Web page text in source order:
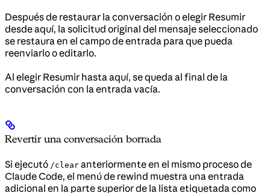
Después de restaurar la conversación o elegir Resumir
desde aquí, la solicitud original del mensaje seleccionado
se restaura en el campo de entrada para que pueda
reenviarlo o editarlo.
Al elegir Resumir hasta aquí, se queda al final de la
conversación con la entrada vacía.
Revertir una conversación borrada
Si ejecutó /clear anteriormente en el mismo proceso de
Claude Code, el menú de rewind muestra una entrada
adicional en la parte superior de la lista etiquetada como